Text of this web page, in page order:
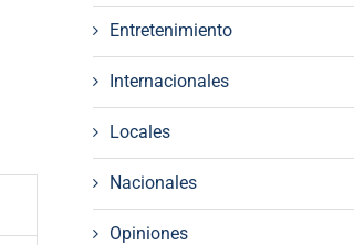
Entretenimiento
Internacionales
Locales
Nacionales
Opiniones